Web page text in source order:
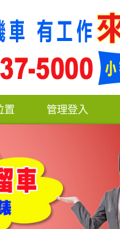
置 管理登入